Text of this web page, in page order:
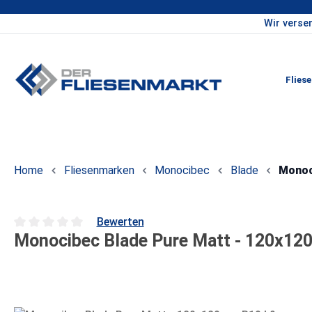
Wir
Home Fliesenmarken Monocibec Blade
Durchschnittliche Bewertung von 0 von 5 Sternen
Bewerten
Monocibec Blade Pure Matt -